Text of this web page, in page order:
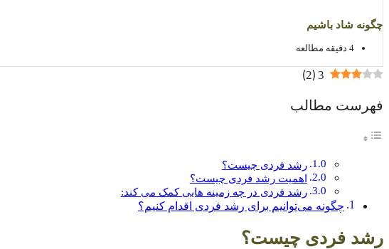
چگونه شاد باشیم
4 دقیقه مطالعه
3
(
2
)
فهرست مطالب
رشد فردی چیست؟
اهمیت رشد فردی چیست؟
رشد فردی در چه زمینه هایی کمک می کند:
چگونه می‌توانیم برای رشد فردی اقدام کنیم؟
رشد فردی چیست؟